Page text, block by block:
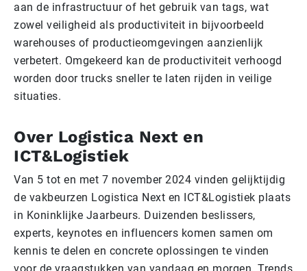
aan de infrastructuur of het gebruik van tags, wat
zowel veiligheid als productiviteit in bijvoorbeeld
warehouses of productieomgevingen aanzienlijk
verbetert. Omgekeerd kan de productiviteit verhoogd
worden door trucks sneller te laten rijden in veilige
situaties.
Over Logistica Next en
ICT&Logistiek
Van 5 tot en met 7 november 2024 vinden gelijktijdig
de vakbeurzen Logistica Next en ICT&Logistiek plaats
in Koninklijke Jaarbeurs. Duizenden beslissers,
experts, keynotes en influencers komen samen om
kennis te delen en concrete oplossingen te vinden